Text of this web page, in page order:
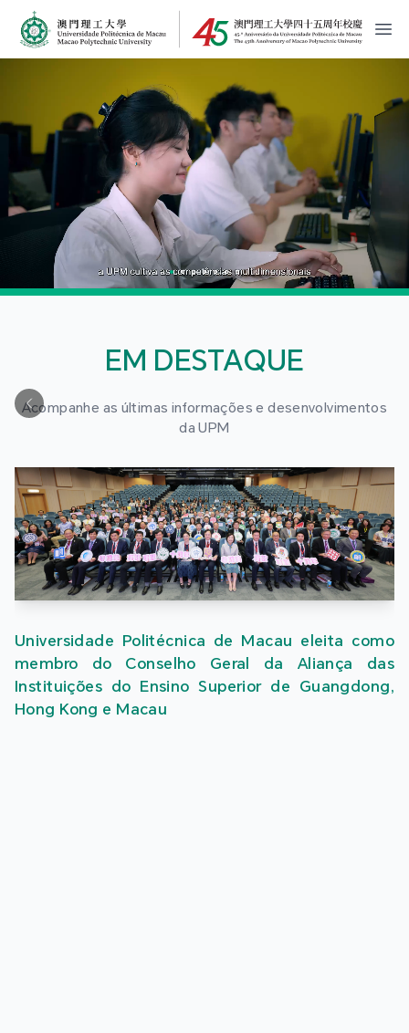
MPU Logo
開
EM DESTAQUE
Acompanhe as últimas informações e desenvolvimentos
da UPM
Universidade Politécnica de Macau eleita como
membro do Conselho Geral da Aliança das
Instituições do Ensino Superior de Guangdong,
Hong Kong e Macau